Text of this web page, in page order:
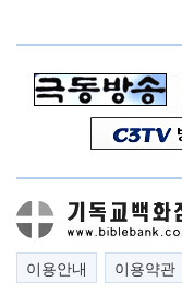
이용안내 이용약관